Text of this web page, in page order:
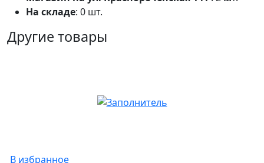
На складе: 0 шт.
Другие товары
В избранное